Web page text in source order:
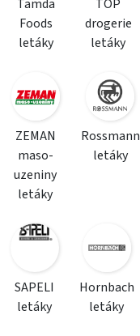
Tamda
Foods
letáky
TOP
drogerie
letáky
ZEMAN
maso-
uzeniny
letáky
Rossmann
letáky
SAPELI
letáky
Hornbach
letáky